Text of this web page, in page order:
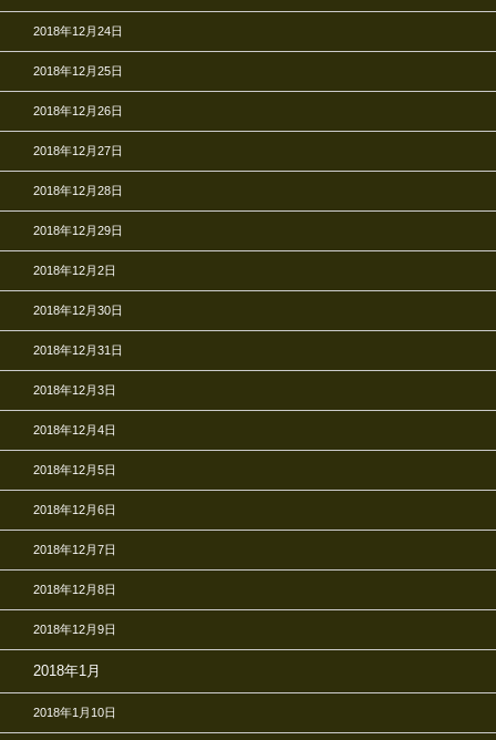
2018年12月24日
2018年12月25日
2018年12月26日
2018年12月27日
2018年12月28日
2018年12月29日
2018年12月2日
2018年12月30日
2018年12月31日
2018年12月3日
2018年12月4日
2018年12月5日
2018年12月6日
2018年12月7日
2018年12月8日
2018年12月9日
2018年1月
2018年1月10日